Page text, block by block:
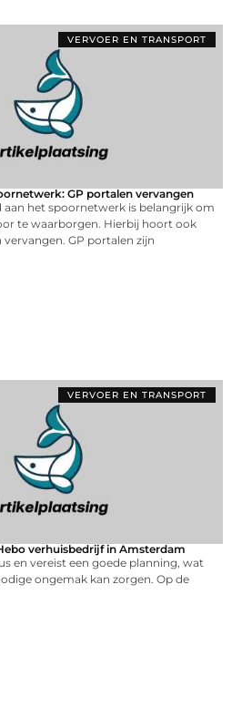
VERVOER EN TRANSPORT
GP portalen vervangen
het spoornetwerk is belangrijk om
te waarborgen. Hierbij hoort ook
GP portalen zijn
VERVOER EN TRANSPORT
verhuisbedrijf in Amsterdam
en vereist een goede planning, wat
ongemak kan zorgen. Op de